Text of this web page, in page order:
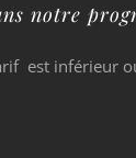
notre
est inférieur